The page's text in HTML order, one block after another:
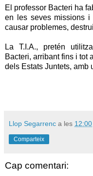
El professor Bacteri ha
en les seves missions i
causar problemes,
La T.I.A., pretén
Bacteri, arribant fins i tot
dels Estats Juntets, amb
Llop Segarrenc a les 12:00
Comparteix
Cap comentari: